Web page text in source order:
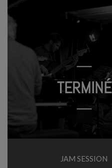
JAM SESSION
TERMINÉ